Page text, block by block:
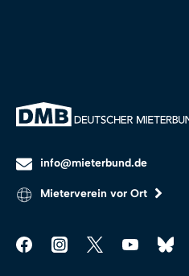
info@mieterbund.de
Mieterverein vor Ort